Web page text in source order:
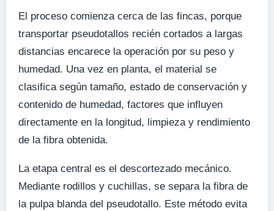
El proceso comienza cerca de las fincas, porque
transportar pseudotallos recién cortados a largas
distancias encarece la operación por su peso y
humedad. Una vez en planta, el material se
clasifica según tamaño, estado de conservación y
contenido de humedad, factores que influyen
directamente en la longitud, limpieza y rendimiento
de la fibra obtenida.
La etapa central es el descortezado mecánico.
Mediante rodillos y cuchillas, se separa la fibra de
la pulpa blanda del pseudotallo. Este método evita